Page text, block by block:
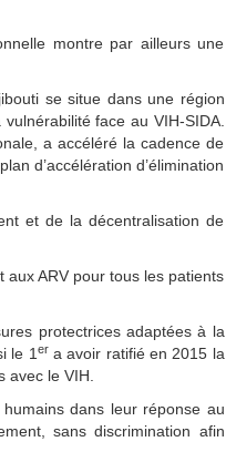
montre par ailleurs une
se situe dans une région
face au VIH-SIDA.
a accéléré la cadence de
d’accélération d’élimination
et de la décentralisation de
aux ARV pour tous les patients
protectrices adaptées à la
le 1 era avoir ratifié en 2015 la
le VIH.
dans leur réponse au
sans discrimination afin